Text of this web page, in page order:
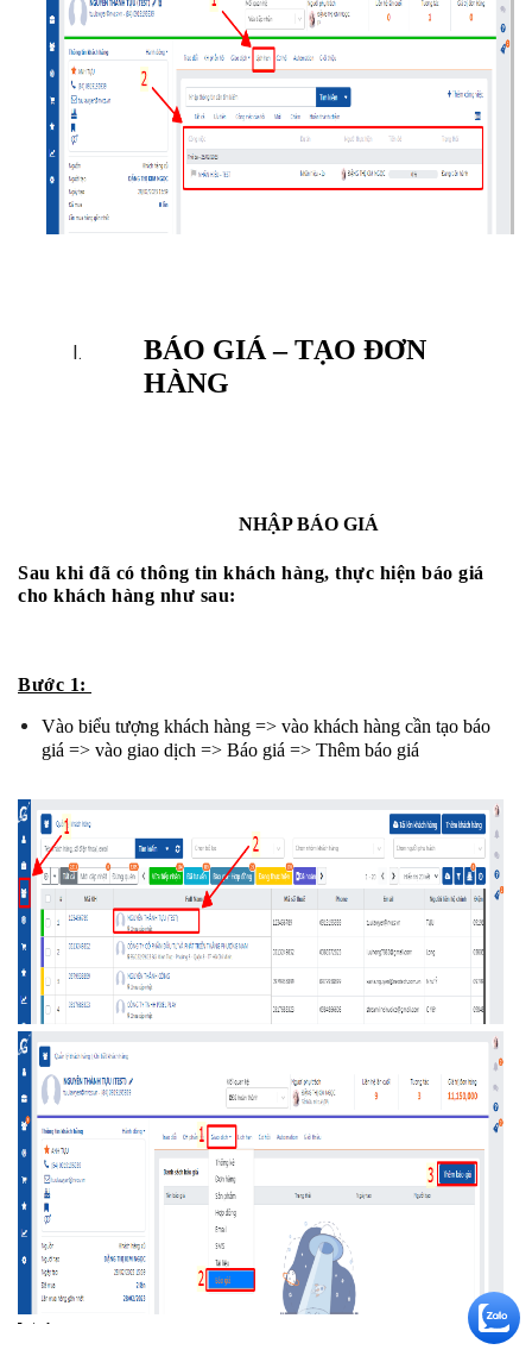
BÁO GIÁ – TẠO ĐƠN
HÀNG
NHẬP BÁO GIÁ
Sau khi đã có thông tin khách hàng, thực hiện báo giá
cho khách hàng như sau:
Bước 1:
Vào biểu tượng khách hàng => vào khách hàng cần tạo báo
giá => vào giao dịch => Báo giá => Thêm báo giá